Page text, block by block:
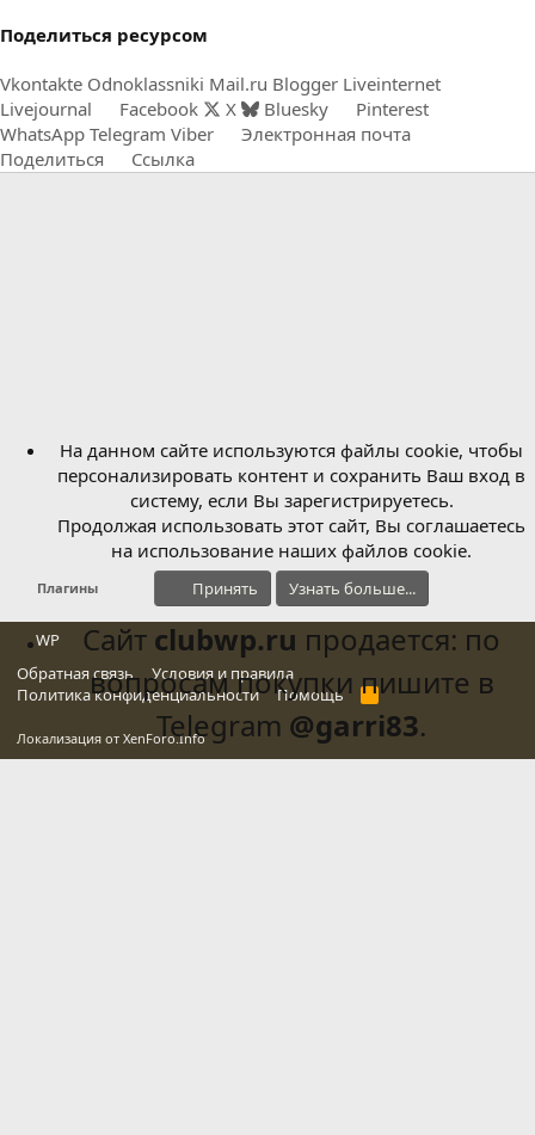
Поделиться ресурсом
Vkontakte Odnoklassniki Mail.ru Blogger Liveinternet
Livejournal
Facebook X Bluesky
Pinterest
WhatsApp Telegram Viber
Электронная почта
Поделиться
Ссылка
Плагины
WP
Обратная связь
Условия и правила
Политика конфиденциальности
Помощь
R
S
Локализация от XenForo.Info
На данном сайте используются файлы cookie, чтобы
персонализировать контент и сохранить Ваш вход в
систему, если Вы зарегистрируетесь.
Продолжая использовать этот сайт, Вы соглашаетесь
на использование наших файлов cookie.
Принять Узнать больше...
Сайт clubwp.ru продается: по
вопросам покупки пишите в
Telegram @garri83.